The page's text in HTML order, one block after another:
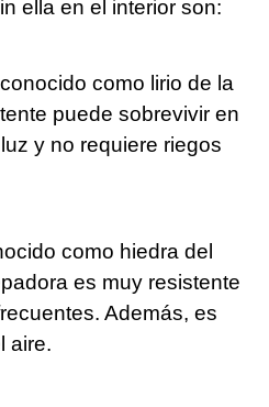
ella en el interior son:
como lirio de la
puede sobrevivir en
y no requiere riegos
como hiedra del
es muy resistente
Además, es
aire.